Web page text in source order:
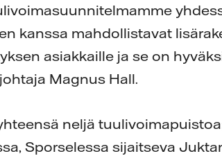
kanssa mahdollistavat
asiakkaille ja se on
Magnus Hall.
neljä
Sporselessa sijaitseva